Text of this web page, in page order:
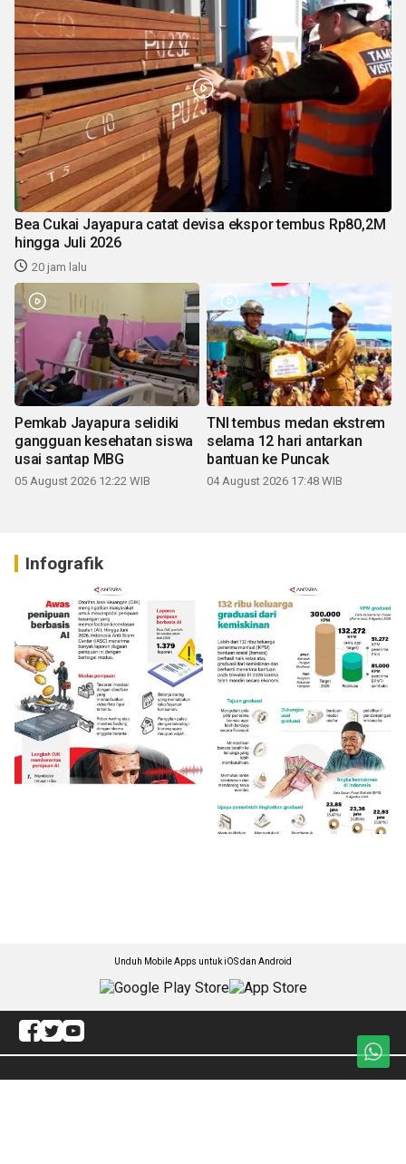
Bea Cukai Jayapura catat devisa ekspor tembus Rp80,2M
hingga Juli 2026
20 jam lalu
Pemkab Jayapura selidiki
gangguan kesehatan siswa
usai santap MBG
05 August 2026 12:22 WIB
TNI tembus medan ekstrem
selama 12 hari antarkan
bantuan ke Puncak
04 August 2026 17:48 WIB
Infografik
Unduh Mobile Apps untuk iOS dan Android